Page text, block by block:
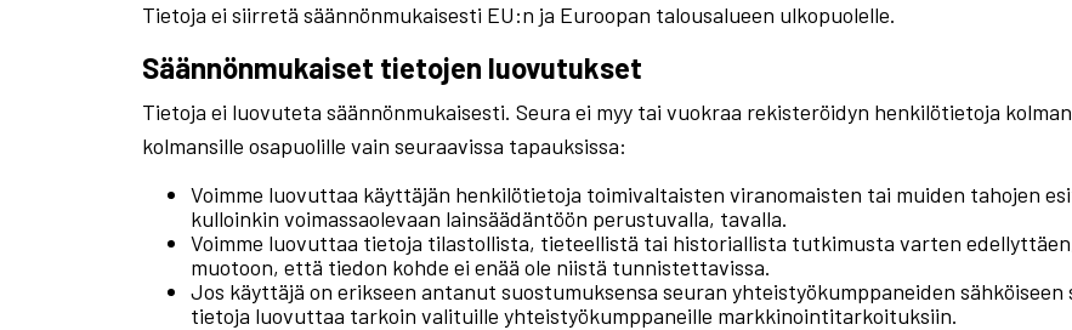
Tietoja ei siirretä säännönmukaisesti EU:n ja Euroopan talousalueen ulkopuolelle.
Säännönmukaiset tietojen luovutukset
Tietoja ei luovuteta säännönmukaisesti. Seura ei myy tai vuokraa rekisteröidyn henkilötietoja
kolmansille osapuolille vain seuraavissa tapauksissa:
Voimme luovuttaa käyttäjän henkilötietoja toimivaltaisten viranomaisten tai muiden tahojen
kulloinkin voimassaolevaan lainsäädäntöön perustuvalla, tavalla.
Voimme luovuttaa tietoja tilastollista, tieteellistä tai historiallista tutkimusta varten
muotoon, että tiedon kohde ei enää ole niistä tunnistettavissa.
Jos käyttäjä on erikseen antanut suostumuksensa seuran yhteistyökumppaneiden
tietoja luovuttaa tarkoin valituille yhteistyökumppaneille markkinointitarkoituksiin.